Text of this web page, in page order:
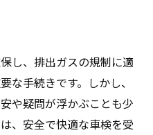
し、排出ガスの規制に適
な手続きです。しかし、
や疑問が浮かぶことも少
、安全で快適な車検を受